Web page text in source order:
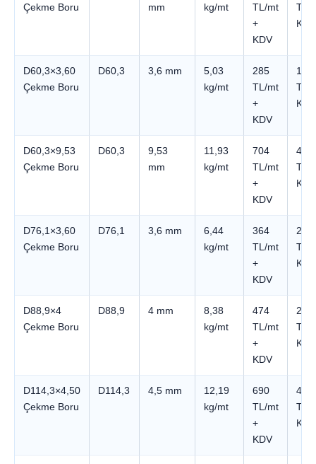
Çekme Boru
mm
kg/mt
TL/mt
+
KDV
TL +
KDV
D60,3×3,60
Çekme Boru
D60,3 3,6 mm
5,03
kg/mt
285
TL/mt
+
KDV
TL +
KDV
D60,3×9,53
Çekme Boru
D60,3
9,53
mm
11,93
kg/mt
704
TL/mt
+
KDV
TL +
KDV
D76,1×3,60
Çekme Boru
D76,1 3,6 mm
6,44
kg/mt
364
TL/mt
+
KDV
TL +
KDV
D88,9×4
Çekme Boru
D88,9 4 mm
8,38
kg/mt
474
TL/mt
+
KDV
TL +
KDV
D114,3×4,50
Çekme Boru
D114,3 4,5 mm
12,19
kg/mt
690
TL/mt
+
KDV
TL +
KDV